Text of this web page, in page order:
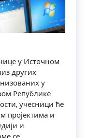
у Источном
других
у
Републике
учесници ће
пројектима и
и